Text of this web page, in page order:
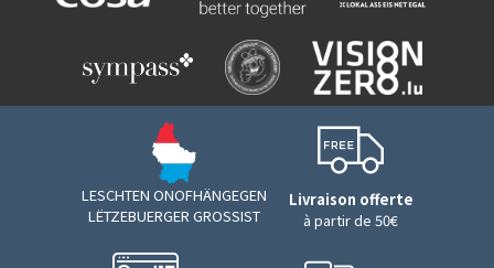
LESCHTEN ONOFHÄNGEGEN
LËTZEBUERGER GROSSIST
Livraison offerte
à partir de 50€